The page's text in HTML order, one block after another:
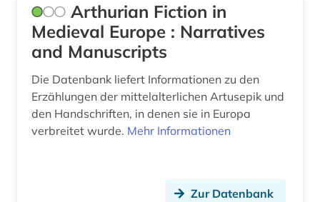
kaiser (1)
kalabresisch (1)
kanon (1)
karibik (4)
Arthurian Fiction in
Medieval Europe : Narratives
and Manuscripts
Die Datenbank liefert Informationen zu den
Erzählungen der mittelalterlichen Artusepik und
den Handschriften, in denen sie in Europa
verbreitet wurde. Mehr Informationen
Zur Datenbank